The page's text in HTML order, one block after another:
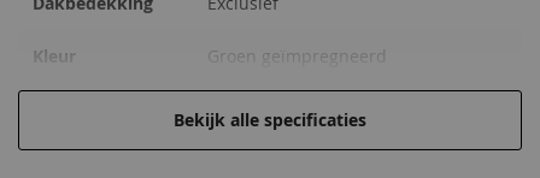
Kleur Groen geïmpregneerd
575 x 480 cm
Bekijk alle specificaties